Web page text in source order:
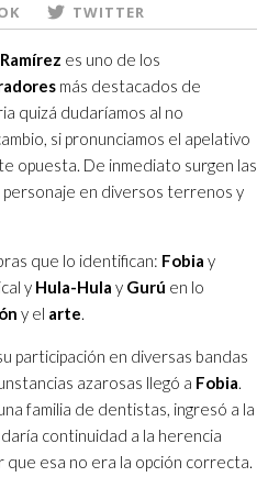
TWITTER
es uno de los
más destacados de
quizá dudaríamos al no
si pronunciamos el apelativo
opuesta. De inmediato surgen las
en diversos terrenos y
que lo identifican: Fobia y
y Hula-Hula y Gurú en lo
y el arte.
participación en diversas bandas
azarosas llegó a Fobia.
familia de dentistas, ingresó a la
continuidad a la herencia
que esa no era la opción correcta.